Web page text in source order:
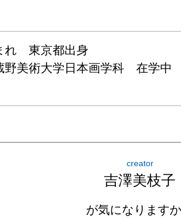
れ　東京都出身
野美術大学日本画学科　在学中
creator
吉澤美枝子
が気になります